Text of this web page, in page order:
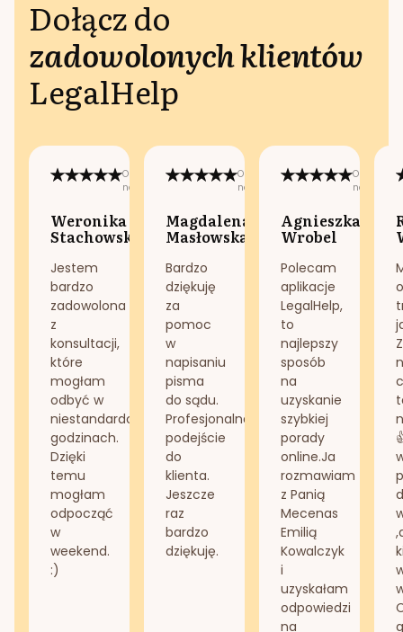
Dołącz do
zadowolonych klientów
LegalHelp
Opublikowano
na:
Weronika
Stachowska
Jestem
bardzo
zadowolona
z
konsultacji,
które
mogłam
odbyć w
niestandardowych
godzinach.
Dzięki
temu
mogłam
odpocząć
w
weekend.
:)
Opublikowano
na:
Magdalena
Masłowska
Bardzo
dziękuję
za
pomoc
w
napisaniu
pisma
do sądu.
Profesjonalne
podejście
do
klienta.
Jeszcze
raz
bardzo
dziękuję.
na:
Agnieszka
Wrobel
Polecam
aplikacje
LegalHelp,
to
najlepszy
sposób
na
uzyskanie
szybkiej
porady
online.Ja
rozmawiam
z Panią
Mecenas
Emilią
Kowalczyk
i
uzyskałam
odpowiedzi
na